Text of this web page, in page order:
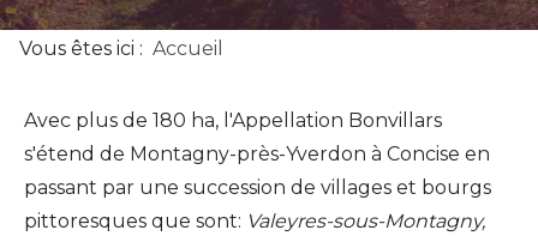
Vous êtes ici : Accueil
Avec plus de 180 ha, l'Appellation Bonvillars
s'étend de Montagny-près-Yverdon à Concise en
passant par une succession de villages et bourgs
pittoresques que sont: Valeyres-sous-Montagny,